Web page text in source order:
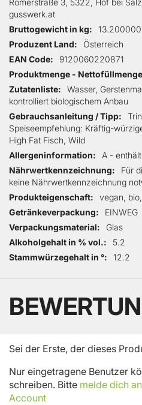
Römerstraße 3, 5322, Hof bei
gusswerk.at
Bruttogewicht in kg
13.200000
Produzent Land
Österreich
EAN Code
9120060220871
Produktmenge - Nettofüllmenge
Zutatenliste
Wasser,
kontrolliert biologischem Anbau
Gebrauchsanleitung / Tipp
Speiseempfehlung: Kräftig-
High Fat Fisch, Wild
Allergeninformation
A -
Nährwertkennzeichnung
Für
keine Nährwertkennzeichnung
Produkteigenschaft
vegan,
Getränkeverpackung
EINWEG
Verpackungsmaterial
Glas
Alkoholgehalt in % vol.
5.2
Stammwürzegehalt in °
12.2
Sei der Erste, der dieses
Nur eingetragene Benutzer
schreiben. Bitte melde dich an
Account